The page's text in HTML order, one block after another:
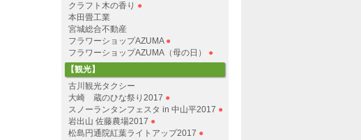
クラフト木の香り ●
本田畳工業
宮城総合不動産
フラワーショップAZUMA ●
フラワーショップAZUMA（母の日）
●
【観光】
古川観光タクシー
大崎 蔵のひな祭り2017 ●
スノーランタンフェスタ in 中山平2017 ●
岩出山 佐藤農場2017 ●
松島円通院紅葉ライトアップ2017 ●